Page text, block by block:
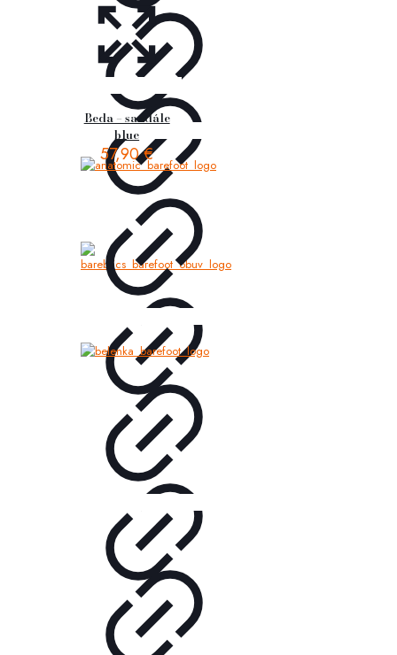
Beda – sandále
blue
57,90€